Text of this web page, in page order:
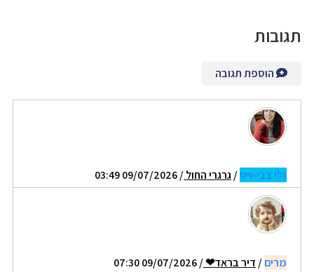
תגובות
הוספת תגובה
גלי צבי-ויס/גרגרי החול/ 09/07/2026 03:49
מרים/ דיר בראד❤/ 09/07/2026 07:30